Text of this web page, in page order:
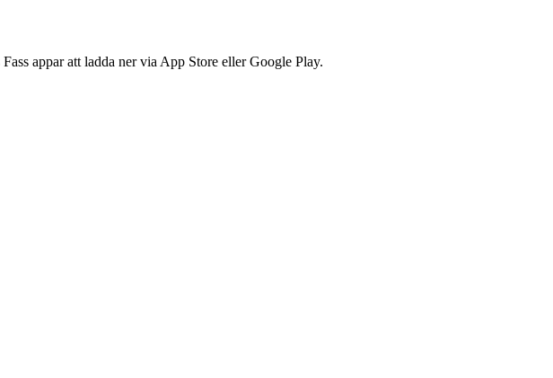
appar att ladda ner via App Store eller Google Play.